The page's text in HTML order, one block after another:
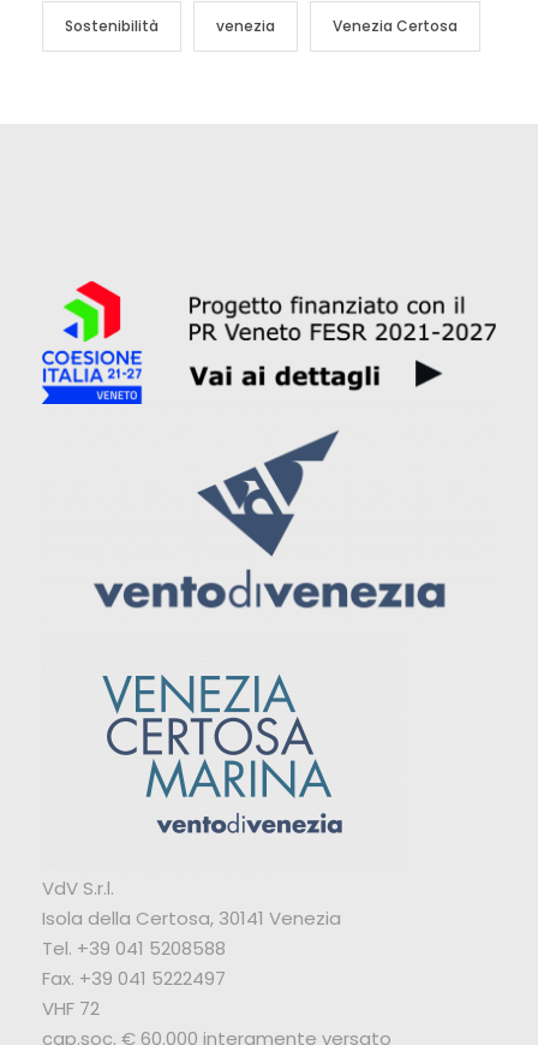
Sostenibilità venezia Venezia Certosa
VdV S.r.l.
Isola della Certosa, 30141 Venezia
Tel. +39 041 5208588
Fax. +39 041 5222497
VHF 72
cap.soc. € 60.000 interamente versato